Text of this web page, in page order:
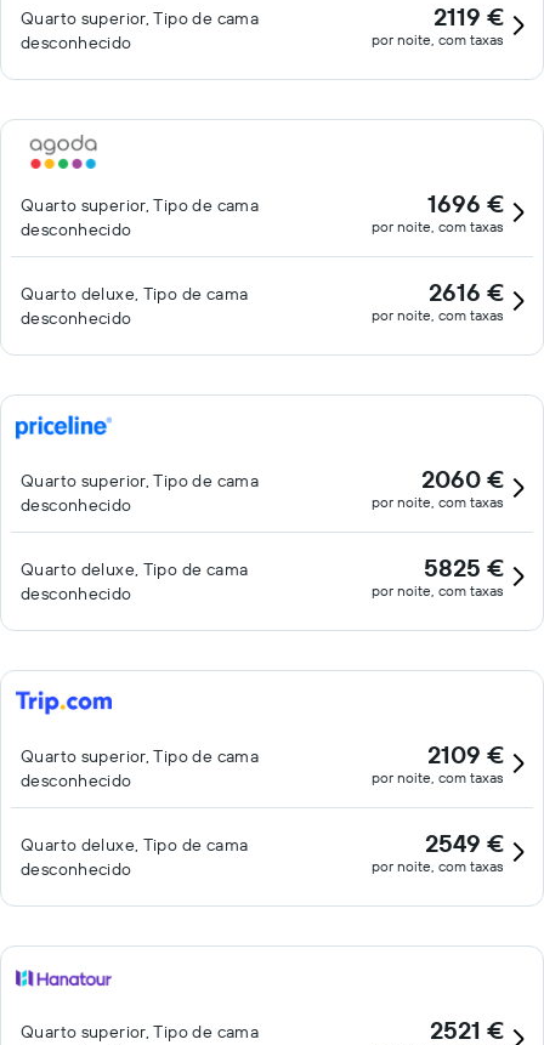
Quarto superior, Tipo de cama
desconhecido
2119 €
por noite, com taxas
Quarto superior, Tipo de cama
desconhecido
1696 €
por noite, com taxas
Quarto deluxe, Tipo de cama
desconhecido
2616 €
por noite, com taxas
Quarto superior, Tipo de cama
desconhecido
2060 €
por noite, com taxas
Quarto deluxe, Tipo de cama
desconhecido
5825 €
por noite, com taxas
Quarto superior, Tipo de cama
desconhecido
2109 €
por noite, com taxas
Quarto deluxe, Tipo de cama
desconhecido
2549 €
por noite, com taxas
Quarto superior, Tipo de cama
2521 €